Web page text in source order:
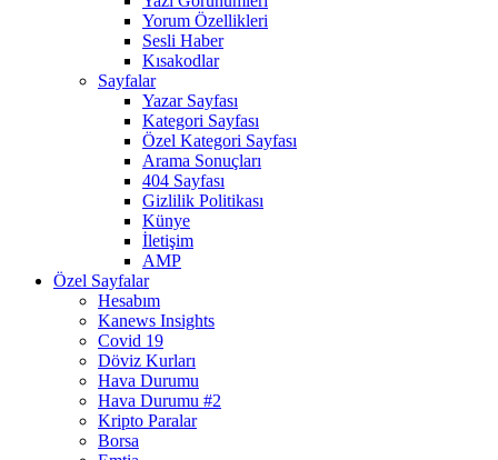
Yorum Özellikleri
Sesli Haber
Kısakodlar
Sayfalar
Yazar Sayfası
Kategori Sayfası
Özel Kategori Sayfası
Arama Sonuçları
404 Sayfası
Gizlilik Politikası
Künye
İletişim
AMP
Özel Sayfalar
Hesabım
Kanews Insights
Covid 19
Döviz Kurları
Hava Durumu
Hava Durumu #2
Kripto Paralar
Borsa